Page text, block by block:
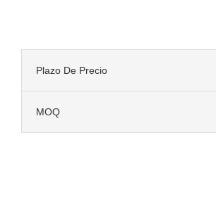
Plazo De Precio
MOQ